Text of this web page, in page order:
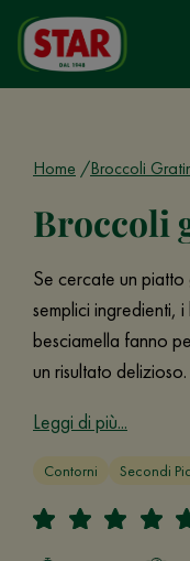
Home Broccoli
Broccoli
Se cercate un
semplici ingredienti,
besciamella fanno
un risultato delizioso.
Leggi di più...
Contorni Secondi